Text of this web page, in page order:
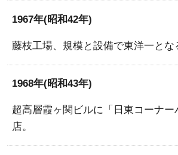
1967年(昭和42年)
藤枝工場、規模と設備で東洋一とな
1968年(昭和43年)
超高層霞ヶ関ビルに「日東コーナー
店。